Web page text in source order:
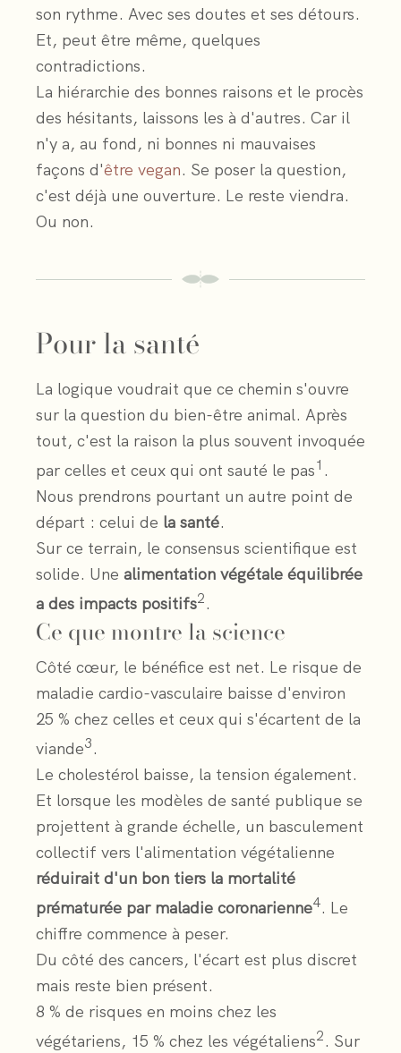
son rythme. Avec ses doutes et ses détours.
Et, peut être même, quelques
contradictions.
La hiérarchie des bonnes raisons et le procès
des hésitants, laissons les à d'autres. Car il
n'y a, au fond, ni bonnes ni mauvaises
façons d'être vegan. Se poser la question,
c'est déjà une ouverture. Le reste viendra.
Ou non.
Pour la santé
La logique voudrait que ce chemin s'ouvre
sur la question du bien-être animal. Après
tout, c'est la raison la plus souvent invoquée
par celles et ceux qui ont sauté le pas1 .
Nous prendrons pourtant un autre point de
départ : celui de la santé.
Sur ce terrain, le consensus scientifique est
solide. Une alimentation végétale équilibrée
a des impacts positifs2.
Ce que montre la science
Côté cœur, le bénéfice est net. Le risque de
maladie cardio-vasculaire baisse d'environ
25 % chez celles et ceux qui s'écartent de la
viande3.
Le cholestérol baisse, la tension également.
Et lorsque les modèles de santé publique se
projettent à grande échelle, un basculement
collectif vers l'alimentation végétalienne
réduirait d'un bon tiers la mortalité
prématurée par maladie coronarienne4. Le
chiffre commence à peser.
Du côté des cancers, l'écart est plus discret
mais reste bien présent.
8 % de risques en moins chez les
végétariens, 15 % chez les végétaliens2. Sur